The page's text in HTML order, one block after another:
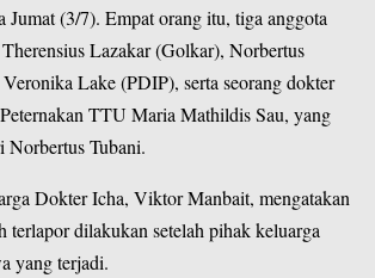
(3/7). Empat orang itu, tiga anggota
Lazakar (Golkar), Norbertus
Lake (PDIP), serta seorang dokter
TTU Maria Mathildis Sau, yang
Norbertus Tubani.
Dokter Icha, Viktor Manbait, mengatakan
terlapor dilakukan setelah pihak keluarga
yang terjadi.